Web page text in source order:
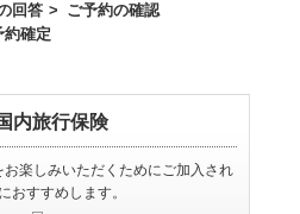
回答
ご予約の確認
約確定
内旅行保険
楽しみいただくためにご加入され
おすすめします。